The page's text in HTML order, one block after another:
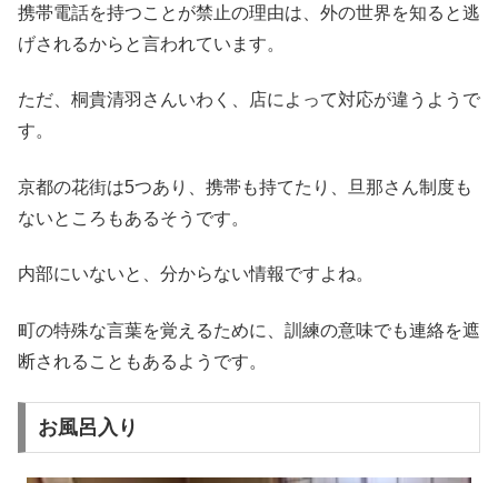
携帯電話を持つことが禁止の理由は、外の世界を知ると逃
げされるからと言われています。
ただ、桐貴清羽さんいわく、店によって対応が違うようで
す。
京都の花街は5つあり、携帯も持てたり、旦那さん制度も
ないところもあるそうです。
内部にいないと、分からない情報ですよね。
町の特殊な言葉を覚えるために、訓練の意味でも連絡を遮
断されることもあるようです。
お風呂入り